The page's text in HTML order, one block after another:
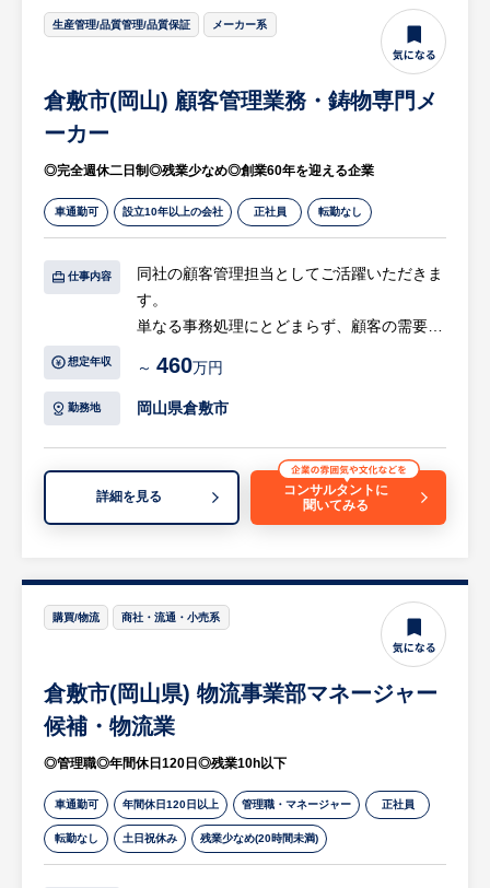
等
※詳細は面談時にお伝えします
・年間売上が伸び続けているインフラ工事会
黒字計上中の財務面良好企業です。
・岡山県内の水回り工事において自治体から
の受注を直接請け負っており、協力会社に対
して元請けポジションとして発注しておりま
す。
かい雰囲気の職場です。「働きがい」と「安
心して働ける環境づくり」にも注力してお
え入れていただけます。
◆電気炉工程（溶解・注湯）
・電気炉による鉄（FC・FCD材）の溶解、
・CEメータ、分析試験、チル試験による成
異材質混入防止確認。
・冷却後の解枠・堰折作業、戻り材の分別・
リサイクル管理。
◆仕上げ工程
・ショットブラストによる砂落とし、および
グラインダー等を用いたバリ取り・外観仕上
げ。
定させる外観品質確認。
の品質連携
等
【HUREX求人担当コメント】
○安定した基盤と独自の戦略
・1966年創業、長年培った鋳造技術と「メ
ッド戦略で大手メーカーとも直接取引を行っ
ています。社会インフラや自動車、建設機械
等を支える鋳物部品メーカーとして、高い信
生産管理/品質管理/品質保証 メーカー系
倉敷市(岡山) 顧客管理業務・鋳物専門メ
ーカー
◎完全週休二日制◎残業少なめ◎創業60年を迎える企業
車通勤可 設立10年以上の会社 正社員 転勤なし
仕事内容
同社の顧客管理担当としてご活躍いただきま
す。
単なる事務処理にとどまらず、顧客の需要と
工場の司令塔として機能する極めて戦略的な
ポジションです。
〇顧客対応・経理的サポート
・急な注文変更やトラブル発生時における、
行などの経理的なサポート業務。
・新規案件の立ち上げに伴う、量産までのス
ケジュール管理、発注処理、進捗確認。
・新製品の見積もりおよび提案（自社製造ま
・材料価格の変動に伴う、地金価格に連動し
た価格調整（サーチャージ）の計算と正確な
見積書の作成。
想定年収 ～ 460万円
勤務地 岡山県倉敷市
詳細を見る
コンサルタントに
聞いてみる
購買/物流 商社・流通・小売系
倉敷市(岡山県) 物流事業部マネージャー
候補・物流業
◎管理職◎年間休日120日◎残業10h以下
車通勤可 年間休日120日以上 管理職・マネージャー 正社員
転勤なし 土日祝休み 残業少なめ(20時間未満)